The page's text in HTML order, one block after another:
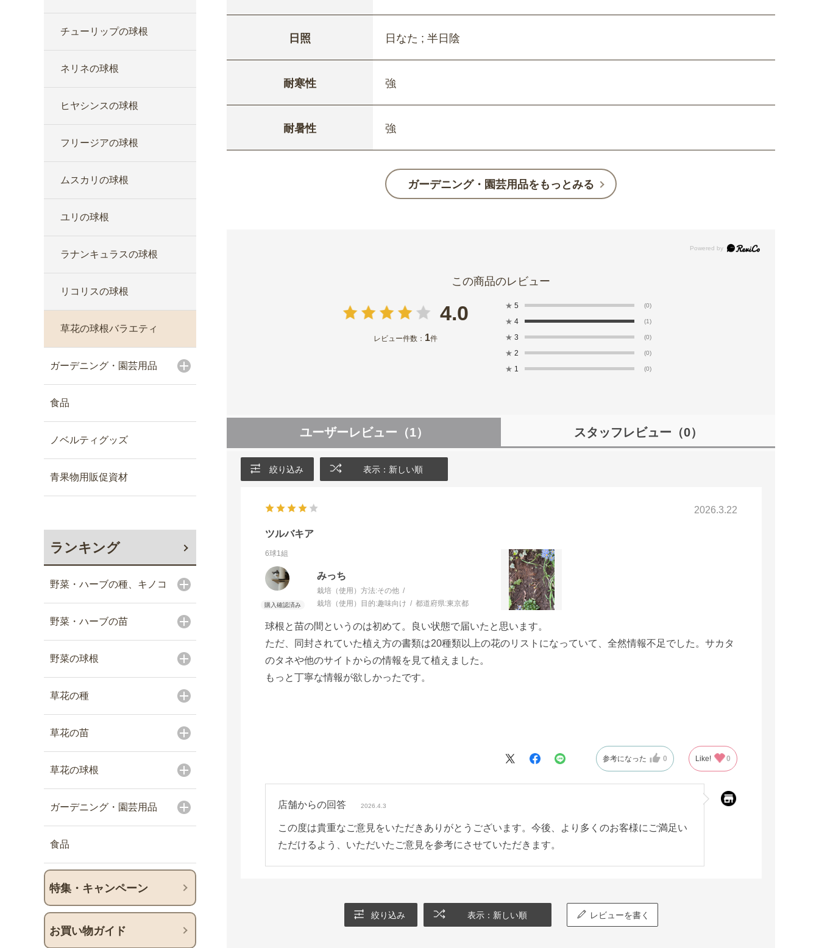
チューリップの球根
ネリネの球根
ヒヤシンスの球根
フリージアの球根
ムスカリの球根
ユリの球根
ラナンキュラスの球根
リコリスの球根
草花の球根バラエティ
ガーデニング・園芸用品
食品
ノベルティグッズ
青果物用販促資材
ランキング
野菜・ハーブの種、キノコ
野菜・ハーブの苗
野菜の球根
草花の種
草花の苗
草花の球根
ガーデニング・園芸用品
食品
特集・キャンペーン
お買い物ガイド
日照 日なた ; 半日陰
耐寒性 強
耐暑性 強
ガーデニング・園芸用品をもっとみる
4.0
レビュー件数： 1件
★ 5 (0)
★ 4 (1)
★ 3 (0)
★ 2 (0)
★ 1 (0)
ユーザーレビュー （1） スタッフレビュー （0）
絞り込み 表示：新しい順
2026.3.22
ツルバキア
6球1組
みっち
栽培（使用）方法:その他
栽培（使用）目的:趣味向け 都道府県:東京都
球根と苗の間というのは初めて。良い状態で届いたと思います。
ただ、同封されていた植え方の書類は20種類以上の花のリストになっていて、全然情報不足でした。サカタ
のタネや他のサイトからの情報を見て植えました。
もっと丁寧な情報が欲しかったです。
参考になった 0 Like! 0
店舗からの回答 2026.4.3
この度は貴重なご意見をいただきありがとうございます。今後、より多くのお客様にご満足い
ただけるよう、いただいたご意見を参考にさせていただきます。
絞り込み 表示：新しい順 レビューを書く